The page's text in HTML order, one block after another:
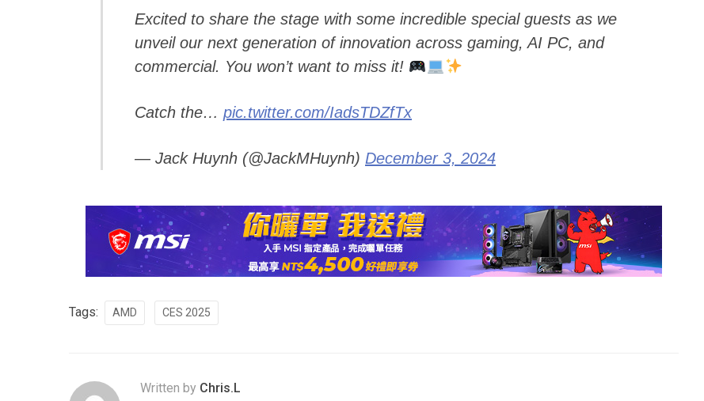
Excited to share the stage with some incredible special guests as we
unveil our next generation of innovation across gaming, AI PC, and
commercial. You won’t want to miss it!
Catch the… pic.twitter.com/IadsTDZfTx
— Jack Huynh (@JackMHuynh) December 3, 2024
Tags: AMD CES 2025
Written by Chris.L